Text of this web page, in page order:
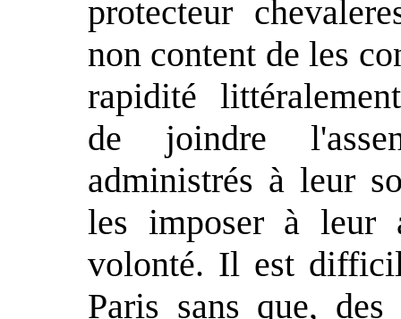
protecteur
non content de les
rapidité
de joindre
administrés à leur
les imposer à leur
volonté. Il est
Paris sans que,